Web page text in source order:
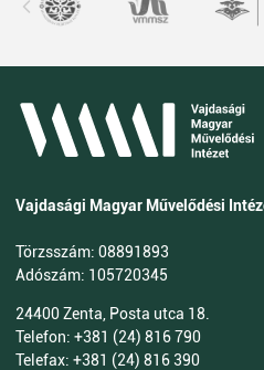
Vajdasági Magyar Művelődési
Törzsszám: 08891893
Adószám: 105720345
24400 Zenta, Posta utca 18.
Telefon: +381 (24) 816 790
Telefax: +381 (24) 816 390